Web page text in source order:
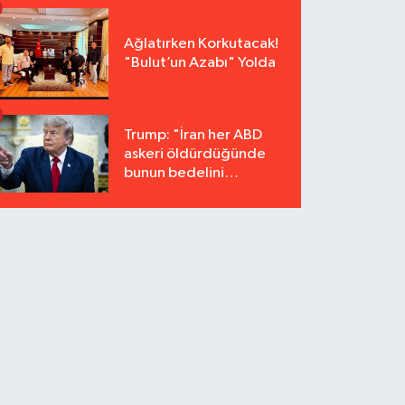
Ağlatırken Korkutacak!
"Bulut’un Azabı" Yolda
Trump: "İran her ABD
askeri öldürdüğünde
bunun bedelini